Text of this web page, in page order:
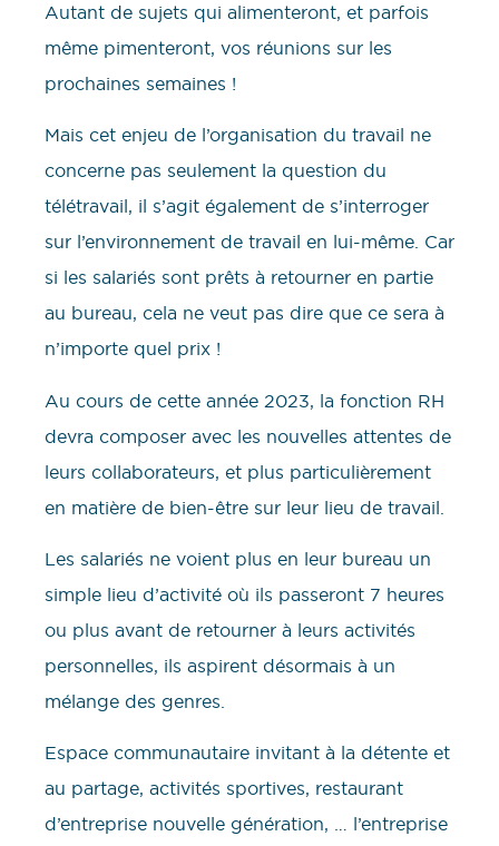
Autant de sujets qui alimenteront, et parfois
même pimenteront, vos réunions sur les
prochaines semaines !
Mais cet enjeu de l’organisation du travail ne
concerne pas seulement la question du
télétravail, il s’agit également de s’interroger
sur l’environnement de travail en lui-même. Car
si les salariés sont prêts à retourner en partie
au bureau, cela ne veut pas dire que ce sera à
n’importe quel prix !
Au cours de cette année 2023, la fonction RH
devra composer avec les nouvelles attentes de
leurs collaborateurs, et plus particulièrement
en matière de bien-être sur leur lieu de travail.
Les salariés ne voient plus en leur bureau un
simple lieu d’activité où ils passeront 7 heures
ou plus avant de retourner à leurs activités
personnelles, ils aspirent désormais à un
mélange des genres.
Espace communautaire invitant à la détente et
au partage, activités sportives, restaurant
d’entreprise nouvelle génération, … l’entreprise